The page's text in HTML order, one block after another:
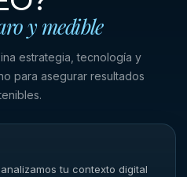
y medible
estrategia, tecnología y
para asegurar resultados
tu contexto digital